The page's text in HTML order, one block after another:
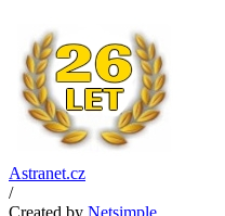
Astranet.cz
/
Created by Netsimple